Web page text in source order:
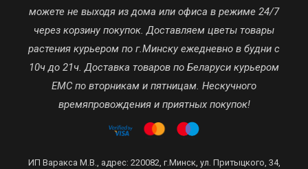
можете не выходя из дома или офиса в режиме 24/7
через корзину покупок. Доставляем цветы товары
растения курьером по г.Минску ежедневно в будни с
10ч до 21ч. Доставка товаров по Беларуси курьером
ЕМС по вторникам и пятницам. Нескучного
времяпровождения и приятных покупок!
ИП Варакса М.В., адрес: 220082, г.Минск, ул. Притыцкого, 34,